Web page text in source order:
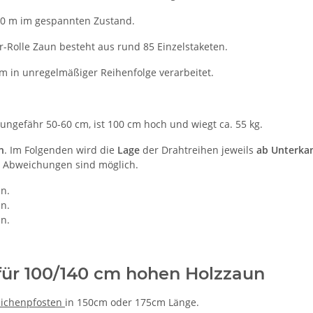
m im gespannten Zustand.
Rolle Zaun besteht aus rund 85 Einzelstaketen.
in unregelmäßiger Reihenfolge verarbeitet.
50-60 cm, ist 100 cm hoch und wiegt ca. 55 kg.
. Im Folgenden wird die Lage der Drahtreihen jeweils ab
sind möglich.
100/140 cm hohen Holzzaun
in 150cm oder 175cm Länge.